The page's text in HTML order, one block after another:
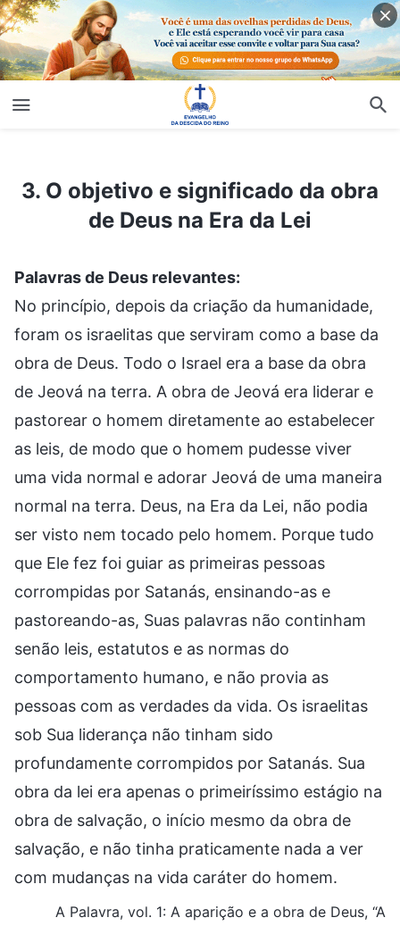
3. O objetivo e significado da obra
de Deus na Era da Lei
Palavras de Deus relevantes:
No princípio, depois da criação da humanidade,
foram os israelitas que serviram como a base da
obra de Deus. Todo o Israel era a base da obra
de Jeová na terra. A obra de Jeová era liderar e
pastorear o homem diretamente ao estabelecer
as leis, de modo que o homem pudesse viver
uma vida normal e adorar Jeová de uma maneira
normal na terra. Deus, na Era da Lei, não podia
ser visto nem tocado pelo homem. Porque tudo
que Ele fez foi guiar as primeiras pessoas
corrompidas por Satanás, ensinando-as e
pastoreando-as, Suas palavras não continham
senão leis, estatutos e as normas do
comportamento humano, e não provia as
pessoas com as verdades da vida. Os israelitas
sob Sua liderança não tinham sido
profundamente corrompidos por Satanás. Sua
obra da lei era apenas o primeiríssimo estágio na
obra de salvação, o início mesmo da obra de
salvação, e não tinha praticamente nada a ver
com mudanças na vida caráter do homem.
A Palavra, vol. 1: A aparição e a obra de Deus, “A